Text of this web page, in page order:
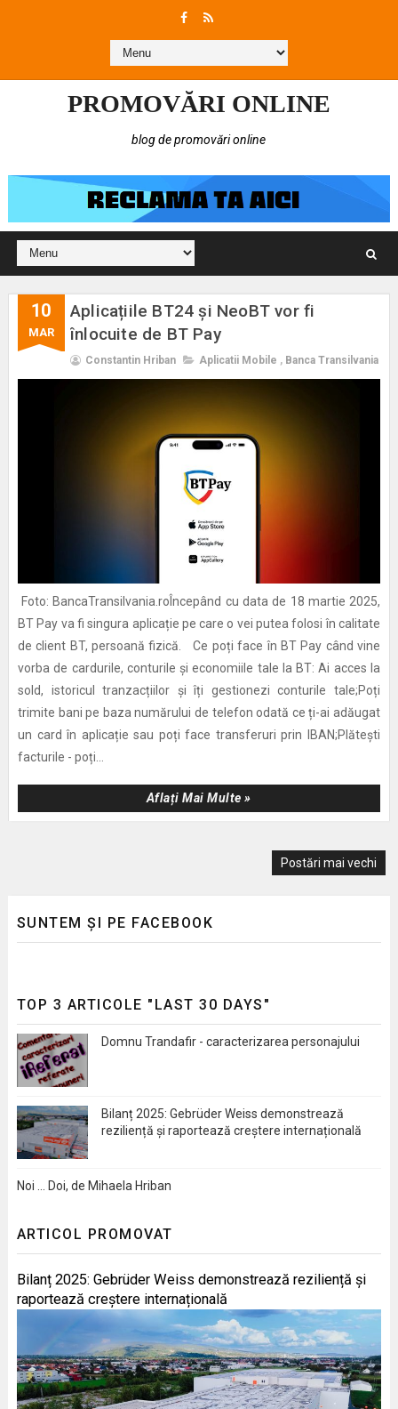
PROMOVĂRI ONLINE
blog de promovări online
10
MAR
Aplicațiile BT24 și NeoBT vor fi
înlocuite de BT Pay
Constantin Hriban Aplicatii Mobile , Banca Transilvania
Foto: BancaTransilvania.roÎncepând cu data de 18 martie 2025,
BT Pay va fi singura aplicație pe care o vei putea folosi în calitate
de client BT, persoană fizică. Ce poți face în BT Pay când vine
vorba de cardurile, conturile și economiile tale la BT: Ai acces la
sold, istoricul tranzacțiilor și îți gestionezi conturile tale;Poți
trimite bani pe baza numărului de telefon odată ce ți-ai adăugat
un card în aplicație sau poți face transferuri prin IBAN;Plătești
facturile - poți...
Aflați Mai Multe »
Postări mai vechi
SUNTEM ȘI PE FACEBOOK
TOP 3 ARTICOLE "LAST 30 DAYS"
Domnu Trandafir - caracterizarea personajului
Bilanț 2025: Gebrüder Weiss demonstrează
reziliență și raportează creștere internațională
Noi … Doi, de Mihaela Hriban
ARTICOL PROMOVAT
Bilanț 2025: Gebrüder Weiss demonstrează reziliență și
raportează creștere internațională